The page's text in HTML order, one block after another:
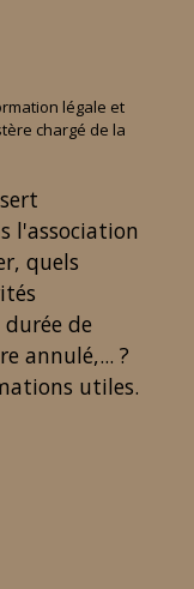
légale et
chargé de la
l'association
quels
de
annulé,... ?
utiles.